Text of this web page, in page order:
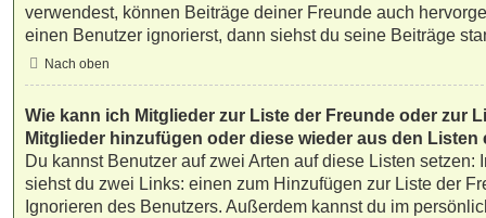
verwendest, können Beiträge deiner Freunde auch
einen Benutzer ignorierst, dann siehst du seine Beiträge
Nach oben
Wie kann ich Mitglieder zur Liste der Freunde oder zur
Mitglieder hinzufügen oder diese wieder aus den Listen
Du kannst Benutzer auf zwei Arten auf diese Listen setzen:
siehst du zwei Links: einen zum Hinzufügen zur Liste der
Ignorieren des Benutzers. Außerdem kannst du im